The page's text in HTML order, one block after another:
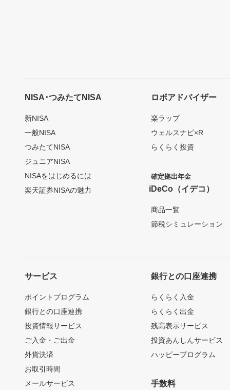
NISA･つみたてNISA
新NISA
一般NISA
つみたてNISA
ジュニアNISA
NISAをはじめるには
楽天証券NISAの魅力
ロボアドバイザー
楽ラップ
ウェルスナビ×R
らくらく投資
確定拠出年金
iDeCo（イデコ）
商品一覧
節税シミュレーション
サービス
ポイントプログラム
銀行との口座連携
投資情報サービス
ご入金・ご出金
外貨決済
お取引時間
メールサービス
銀行との口座連携
らくらく入金
らくらく出金
残高表示サービス
投資あんしんサービス
ハッピープログラム
手数料